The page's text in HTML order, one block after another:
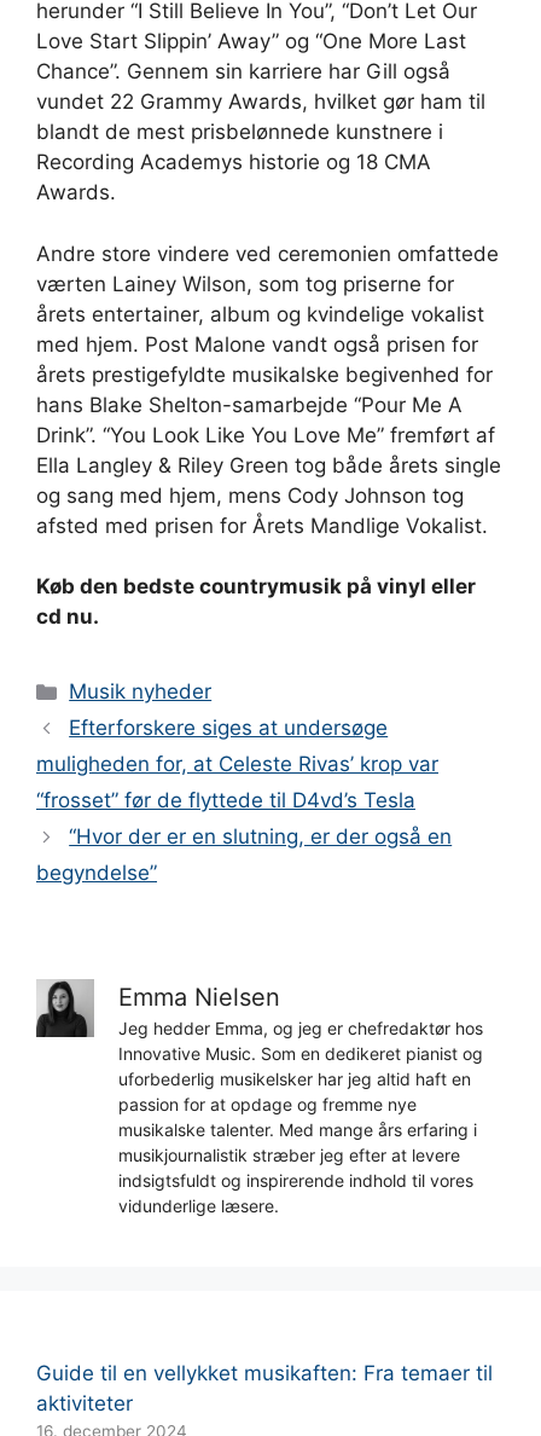
herunder “I Still Believe In You”, “Don’t Let Our
Love Start Slippin’ Away” og “One More Last
Chance”. Gennem sin karriere har Gill også
vundet 22 Grammy Awards, hvilket gør ham til
blandt de mest prisbelønnede kunstnere i
Recording Academys historie og 18 CMA
Awards.
Andre store vindere ved ceremonien omfattede
værten Lainey Wilson, som tog priserne for
årets entertainer, album og kvindelige vokalist
med hjem. Post Malone vandt også prisen for
årets prestigefyldte musikalske begivenhed for
hans Blake Shelton-samarbejde “Pour Me A
Drink”. “You Look Like You Love Me” fremført af
Ella Langley & Riley Green tog både årets single
og sang med hjem, mens Cody Johnson tog
afsted med prisen for Årets Mandlige Vokalist.
Køb den bedste countrymusik på vinyl eller
cd nu.
Kategorier
Musik nyheder
Efterforskere siges at undersøge
muligheden for, at Celeste Rivas’ krop var
“frosset” før de flyttede til D4vd’s Tesla
“Hvor der er en slutning, er der også en
begyndelse”
Emma Nielsen
Jeg hedder Emma, og jeg er chefredaktør hos
Innovative Music. Som en dedikeret pianist og
uforbederlig musikelsker har jeg altid haft en
passion for at opdage og fremme nye
musikalske talenter. Med mange års erfaring i
musikjournalistik stræber jeg efter at levere
indsigtsfuldt og inspirerende indhold til vores
vidunderlige læsere.
Guide til en vellykket musikaften: Fra temaer til
aktiviteter
16. december 2024